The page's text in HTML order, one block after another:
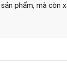
phẩm, mà còn